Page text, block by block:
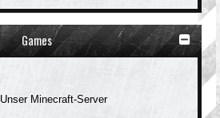
Games
Unser Minecraft-Server